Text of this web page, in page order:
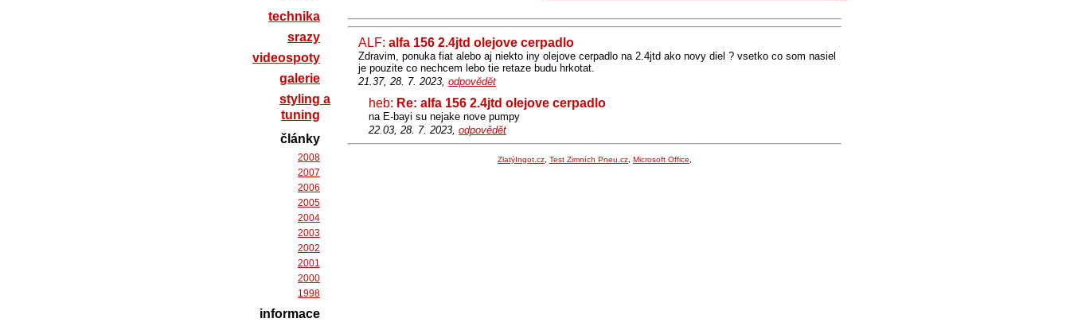
ALF: alfa 156 2.4jtd olejove cerpadlo
Zdravim, ponuka fiat alebo aj niekto iny olejove cerpadlo na 2.4jtd ako novy diel ? vsetko co som nasiel
je pouzite co nechcem lebo tie retaze budu hrkotat.
21.37, 28. 7. 2023, odpovědět
heb: Re: alfa 156 2.4jtd olejove cerpadlo
na E-bayi su nejake nove pumpy
22.03, 28. 7. 2023, odpovědět
ZlatýIngot.cz Test Zimních Pneu.cz Microsoft Office
technika
srazy
videospoty
galerie
styling a
tuning
články
2008
2007
2006
2005
2004
2003
2002
2001
2000
1998
informace